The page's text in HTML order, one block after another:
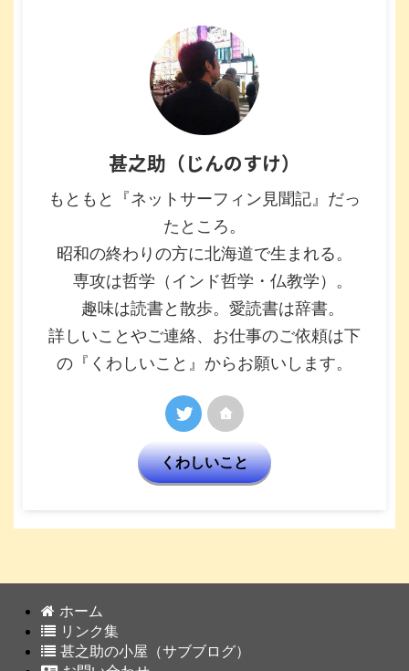
甚之助（じんのすけ）
もともと『ネットサーフィン見聞記』だっ
たところ。
昭和の終わりの方に北海道で生まれる。
専攻は哲学（インド哲学・仏教学）。
趣味は読書と散歩。愛読書は辞書。
詳しいことやご連絡、お仕事のご依頼は下
の『くわしいこと』からお願いします。
くわしいこと
ホーム
リンク集
甚之助の小屋（サブブログ）